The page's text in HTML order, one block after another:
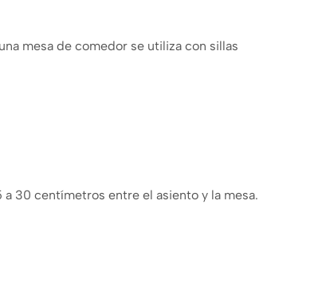
mesa de comedor se utiliza con sillas
30 centímetros entre el asiento y la mesa.